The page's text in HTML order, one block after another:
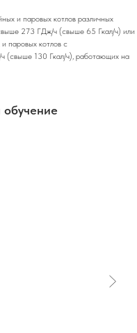
и паровых котлов различных
273 ГДж/ч (свыше 65 Гкал/ч) или
паровых котлов с
(свыше 130 Гкал/ч), работающих на